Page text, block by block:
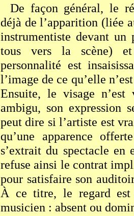
De façon général, le
déjà de l’apparition (liée
instrumentiste devant un
tous vers la scène) et
personnalité est
l’image de ce qu’elle
Ensuite, le visage
ambigu, son expression
peut dire si l’artiste est
qu’une apparence
s’extrait du spectacle
refuse ainsi le contrat
pour satisfaire son
À ce titre, le regard est
musicien : absent ou